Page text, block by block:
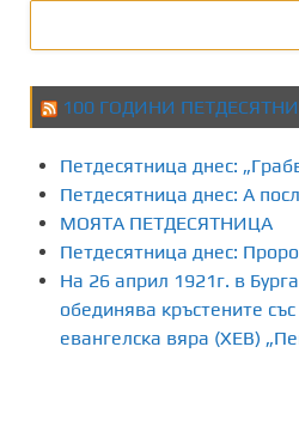
100 ГОДИНИ
Петдесятница днес:
Петдесятница днес: А
МОЯТА ПЕТДЕСЯТНИЦА
Петдесятница днес:
На 26 април 1921г. в
обединява кръстените
евангелска вяра (ХЕВ)